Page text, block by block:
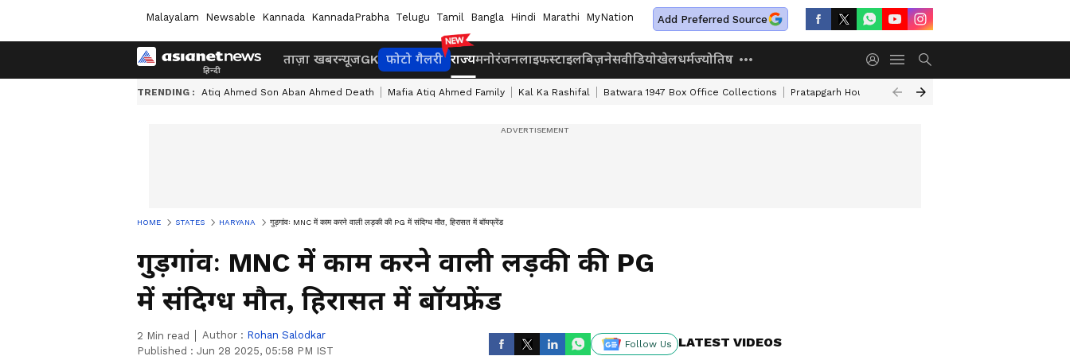
Malayalam Newsable Kannada KannadaPrabha Telugu Tamil Bangla Hindi Marathi MyNation Add Preferred Source
ताज़ा खबरन्यूजGK फोटो गैलरी राज्यमनोरंजनलाइफस्टाइलबिज़नेसवीडियोखेलधर्मज्योतिष
TRENDING : Atiq Ahmed Son Aban Ahmed Death Mafia Atiq Ahmed Family Kal Ka Rashifal Batwara 1947 Box Office Collections Pratapgarh House Collapse
HOME STATES HARYANA गुड़गांवः MNC में काम करने वाली लड़की की PG में संदिग्ध मौत, हिरासत में बॉयफ्रेंड
गुड़गांवः MNC में काम करने वाली लड़की की PG
में संदिग्ध मौत, हिरासत में बॉयफ्रेंड
2 Min read Author : Rohan Salodkar
Published : Jun 28 2025, 05:58 PM IST
Follow Us LATEST VIDEOS